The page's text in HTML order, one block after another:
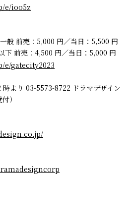
e/ioo5z
般 前売：5,000 円／当日：5,500 円
4,500 円／当日：5,000 円
gatecity2023
時より 03-5573-8722 ドラマデザイン
）